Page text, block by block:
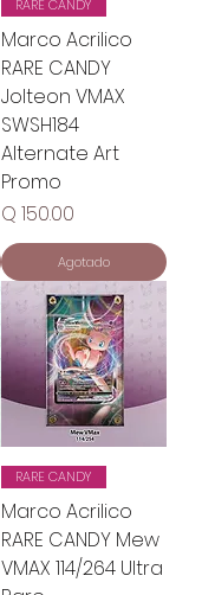
RARE CANDY
Marco Acrilico
RARE CANDY
Jolteon VMAX
SWSH184
Alternate Art
Promo
Precio
Q 150.00
Agotado
RARE CANDY
Marco Acrilico
RARE CANDY Mew
VMAX 114/264 Ultra